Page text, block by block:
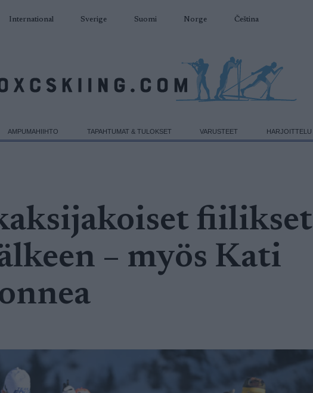
International Sverige Suomi Norge Čeština
AMPUMAHIIHTO TAPAHTUMAT & TULOKSET VARUSTEET HARJOITTELU
fiilikset
– myös Kati